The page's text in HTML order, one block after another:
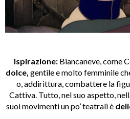
Ispirazione: Biancaneve, come
dolce, gentile e molto femminile
o, addirittura, combattere la
Cattiva. Tutto, nel suo aspetto,
suoi movimenti un po’ teatrali è